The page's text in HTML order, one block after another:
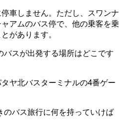
車しません。ただし、スワンナ
アムのバス停で、他の乗客を乗
があります。
スが出発する場所はどこです
ヤ北バスターミナルの4番ゲー
のバス旅行に何を持っていけば